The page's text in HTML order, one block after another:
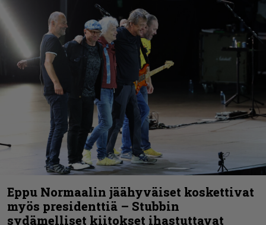
Eppu Normaalin jäähyväiset koskettivat
myös presidenttiä – Stubbin
sydämelliset kiitokset ihastuttavat